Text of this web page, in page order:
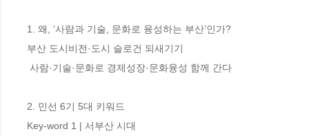
1. 왜, ‘사람과 기술, 문화로 융성하는 부산’인가?
부산 도시비전·도시 슬로건 되새기기
2. 민선 6기 5대 키워드
Key-word 1 | 서부산 시대